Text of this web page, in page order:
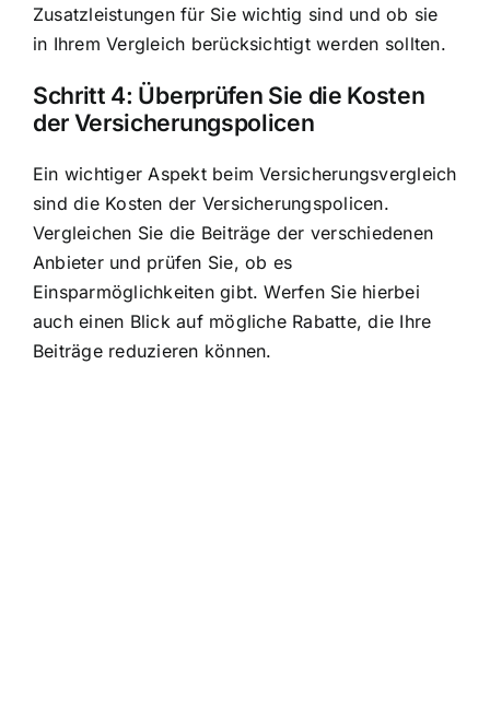
Zusatzleistungen für Sie wichtig sind und ob sie
in Ihrem Vergleich berücksichtigt werden sollten.
Schritt 4: Überprüfen Sie die Kosten
der Versicherungspolicen
Ein wichtiger Aspekt beim Versicherungsvergleich
sind die Kosten der Versicherungspolicen.
Vergleichen Sie die Beiträge der verschiedenen
Anbieter und prüfen Sie, ob es
Einsparmöglichkeiten gibt. Werfen Sie hierbei
auch einen Blick auf mögliche Rabatte, die Ihre
Beiträge reduzieren können.